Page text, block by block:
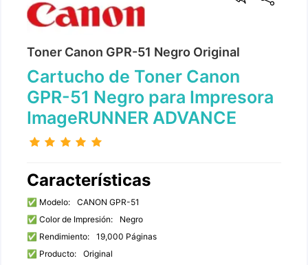
Toner Canon GPR-51 Negro Original
Cartucho de Toner Canon
GPR-51 Negro para Impresora
ImageRUNNER ADVANCE
Características
✅ Modelo:
CANON GPR-51
✅ Color de Impresión:
Negro
✅ Rendimiento:
19,000 Páginas
✅ Producto:
Original